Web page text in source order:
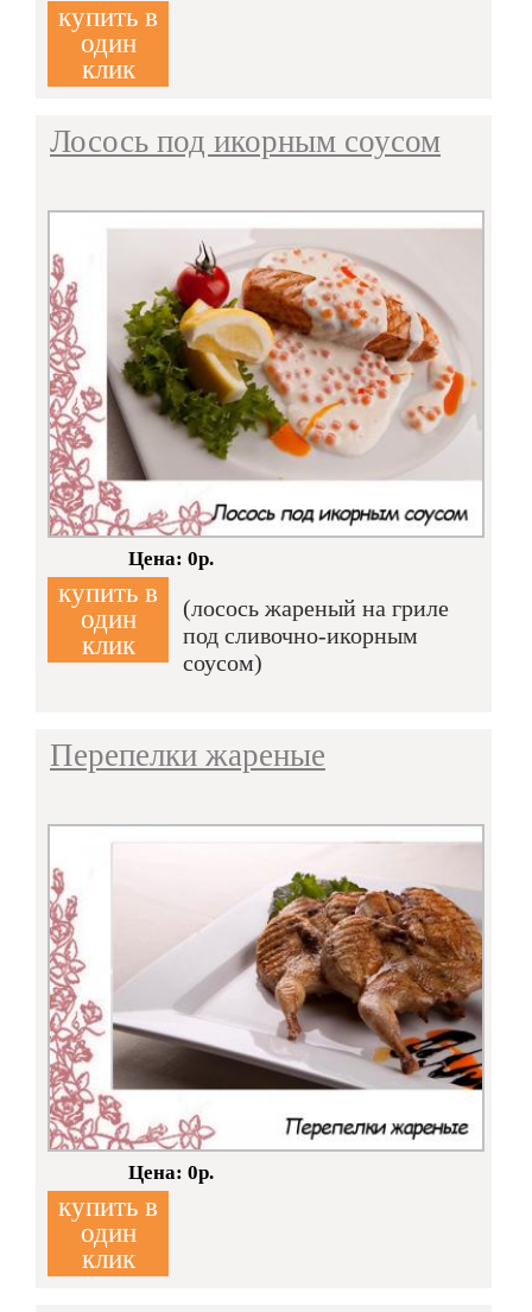
купить в
один
клик
купить в
один
клик
Лосось под икорным соусом
Цена: 0р.
(лосось жареный на гриле
под сливочно-икорным
соусом)
купить в
один
клик
Перепелки жареные
Цена: 0р.